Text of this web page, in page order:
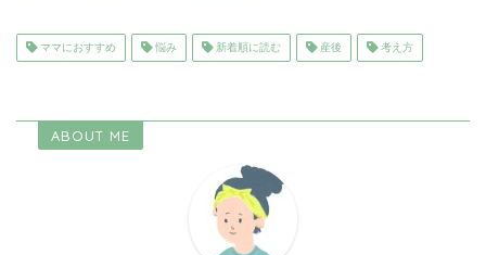
ママにおすすめ 悩み 新着順に読む 産後 考え方
ABOUT ME